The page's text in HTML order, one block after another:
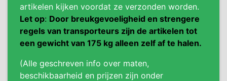
artikelen kijken voordat ze verzonden worden.
Let op: Door breukgevoeligheid en strengere
regels van transporteurs zijn de artikelen tot
een gewicht van 175 kg alleen zelf af te halen.
(Alle geschreven info over maten,
beschikbaarheid en prijzen zijn onder